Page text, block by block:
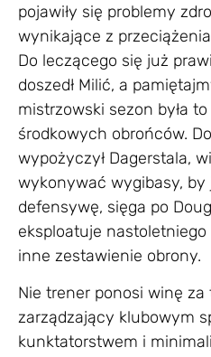
pojawiły się problemy
wynikające z
Do leczącego się już
doszedł Milić, a
mistrzowski sezon była
środkowych obrońców.
wypożyczył Dagerstala,
wykonywać wygibasy, by
defensywę, sięga po
eksploatuje
inne zestawienie obrony.
Nie trener ponosi winę za
zarządzający klubowym
kunktatorstwem i